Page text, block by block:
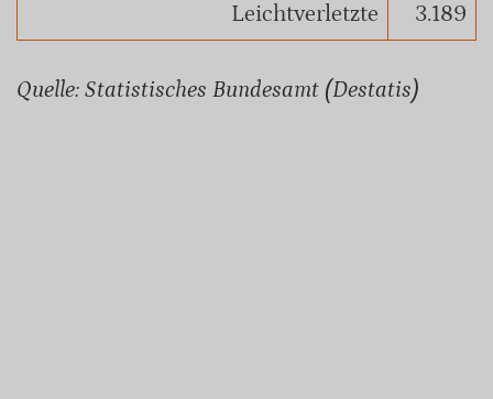
Leichtverletzte
3.189
Quelle: Statistisches Bundesamt (Destatis)